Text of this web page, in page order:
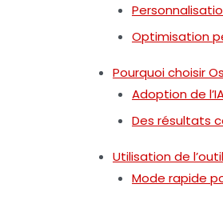
Optimisation
Pourquoi choisir
Adoption de
Des résultats
Utilisation de
Mode rapide